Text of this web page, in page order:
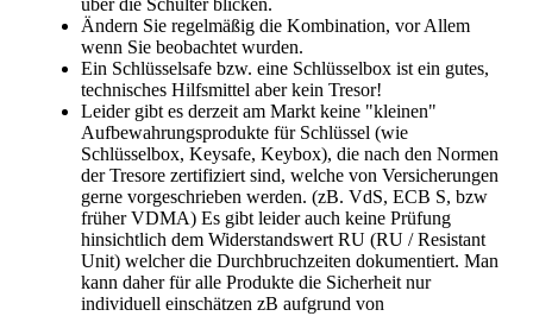
Ändern Sie regelmäßig die Kombination, vor Allem
wenn Sie beobachtet wurden.
Ein Schlüsselsafe bzw. eine Schlüsselbox ist ein gutes,
technisches Hilfsmittel aber kein Tresor!
Leider gibt es derzeit am Markt keine "kleinen"
Aufbewahrungsprodukte für Schlüssel (wie
Schlüsselbox, Keysafe, Keybox), die nach den Normen
der Tresore zertifiziert sind, welche von Versicherungen
gerne vorgeschrieben werden. (zB. VdS, ECB S, bzw
früher VDMA) Es gibt leider auch keine Prüfung
hinsichtlich dem Widerstandswert RU (RU / Resistant
Unit) welcher die Durchbruchzeiten dokumentiert. Man
kann daher für alle Produkte die Sicherheit nur
individuell einschätzen zB aufgrund von